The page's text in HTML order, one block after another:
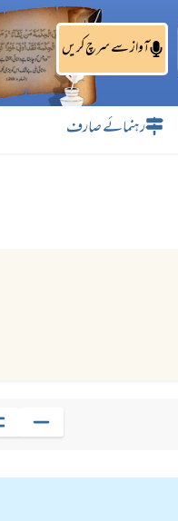
آواز سے سرچ کریں
رہنمائے صارف